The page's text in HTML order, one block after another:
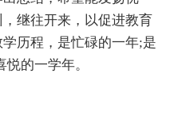
继往开来，以促进教育
历程，是忙碌的一年;是
的一学年。